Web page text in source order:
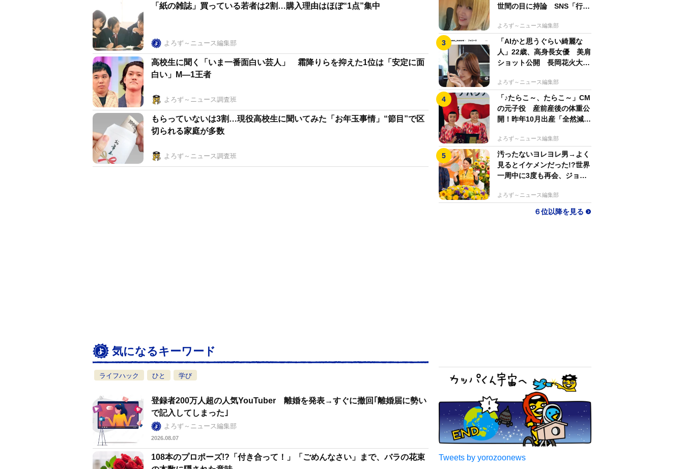
「紙の雑誌」買っている若者は2割…購入理由はほぼ“1点”集中
よろず～ニュース編集部
高校生に聞く「いま一番面白い芸人」 霜降りらを抑えた1位は「安定に面
白い」M―1王者
よろず～ニュース調査班
もらっていないは3割…現役高校生に聞いてみた「お年玉事情」“節目”で区
切られる家庭が多数
よろず～ニュース調査班
気になるキーワード
ライフハック ひと 学び
登録者200万人超の人気YouTuber 離婚を発表→すぐに撤回｢離婚届に勢い
で記入してしまった｣
よろず～ニュース編集部
2026.08.07
108本のプロポーズ!?「付き合って！」「ごめんなさい」まで、バラの花束
世間の目に持論 SNS「行動
よろず～ニュース編集部
「AIかと思うぐらい綺麗な
人」22歳、高身長女優 美肩
ショット公開 長岡花火大会
よろず～ニュース編集部
「♪たらこ～、たらこ～」CM
の元子役 産前産後の体重公
開！昨年10月出産「全然減ら
よろず～ニュース編集部
汚ったないヨレヨレ男→よく
見るとイケメンだった!?世界
一周中に3度も再会、ジョー
へ！【新婚さん】
よろず～ニュース編集部
６位以降を見る
Tweets by yorozoonews